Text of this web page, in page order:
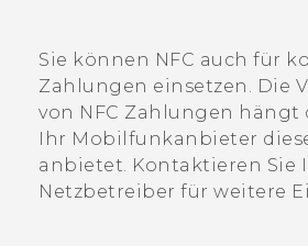
Sie können NFC auch für
Zahlungen einsetzen. Die
von NFC Zahlungen hängt
Ihr Mobilfunkanbieter
anbietet. Kontaktieren Sie
Netzbetreiber für weitere